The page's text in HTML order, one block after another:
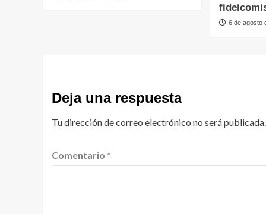
6 de agosto
Deja una respuesta
Tu dirección de correo electrónico no será publicada.
Comentario *